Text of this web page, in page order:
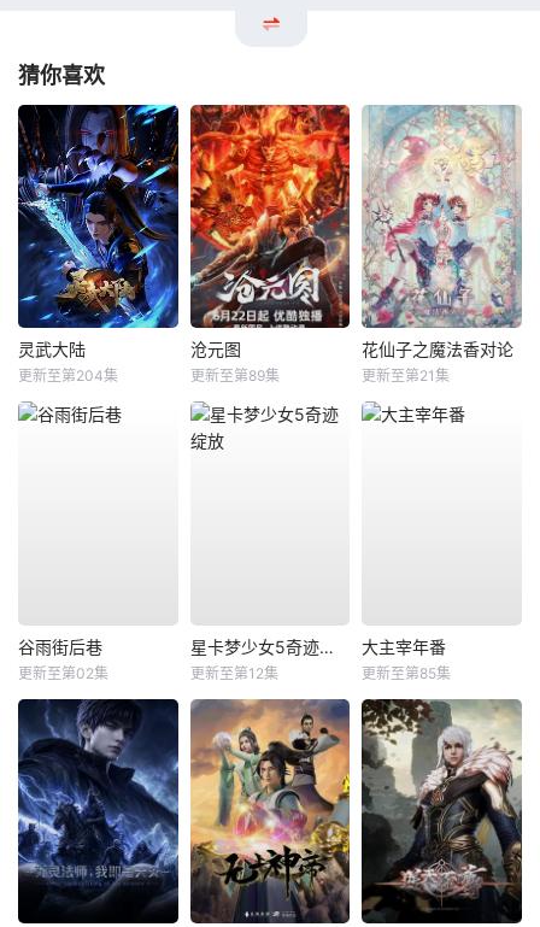
猜你喜欢
灵武大陆
更新至第204集
沧元图
更新至第89集
花仙子之魔法香对论
更新至第21集
谷雨街后巷
更新至第02集
星卡梦少女5奇迹绽放
更新至第12集
大主宰年番
更新至第85集